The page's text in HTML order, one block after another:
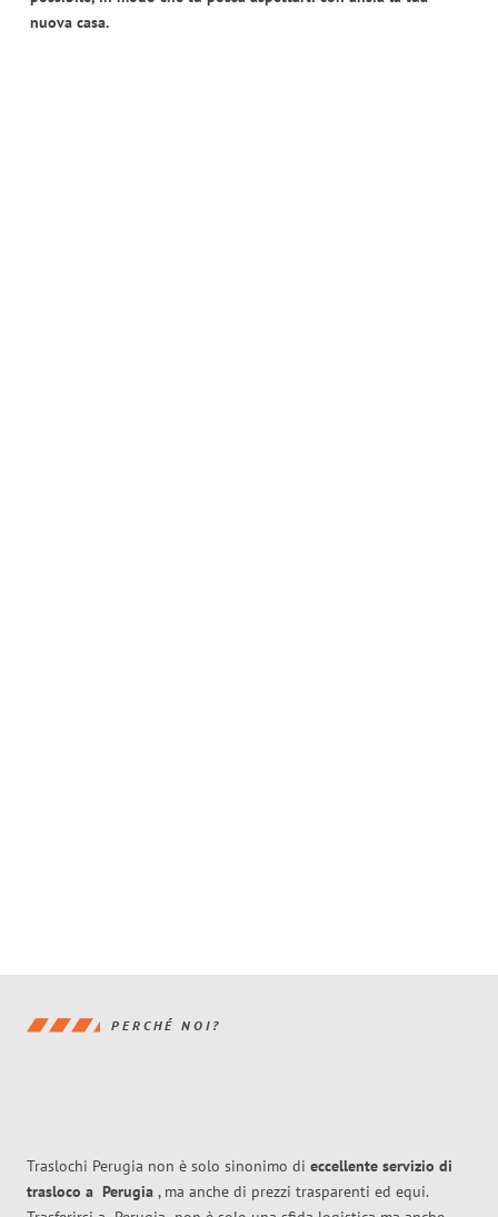
nuova casa.
PERCHÉ NOI?
Traslochi Perugia non è solo sinonimo di eccellente servizio di
trasloco a Perugia , ma anche di prezzi trasparenti ed equi.